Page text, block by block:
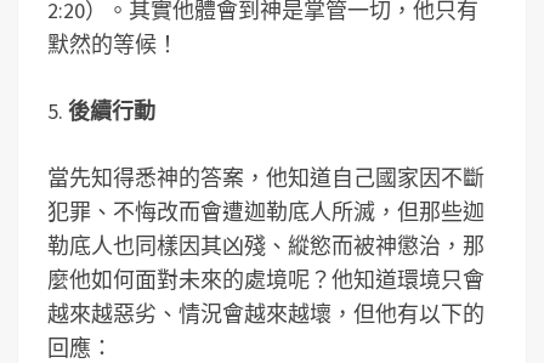
2:20）。其實他體會到神是掌管一切，他只有
默然的等候！
5. 後續行動
當先知得悉神的答案，他知道自己國家因不斷
犯罪、不悔改而會遭迦勒底人所滅，但那些迦
勒底人也同樣因其凶殘、縱慾而被神懲治，那
麼他如何面對未來的處境呢？他知道環境只會
越來越惡劣、情況會越來越壞，但他有以下的
回應：